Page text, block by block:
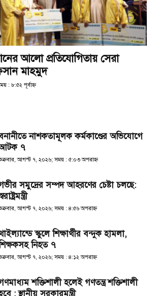
আলো প্রতিযোগিতায় সেরা
মাহমুদ
: ৮:৫২ পূর্বাহ্ণ
নাশকতামূলক কর্মকাণ্ডের অভিযোগে
৭
আগস্ট ৭, ২০২৬; সময় : ৫:০৩ অপরাহ্ণ
সমুদ্রের সম্পদ আহরণের চেষ্টা চলছে:
আগস্ট ৭, ২০২৬; সময় : ৪:৫৬ অপরাহ্ণ
স্কুলে শিক্ষার্থীর বন্দুক হামলা,
নিহত ৭
আগস্ট ৭, ২০২৬; সময় : ৪:১২ অপরাহ্ণ
শক্তিশালী হলেই গণতন্ত্র শক্তিশালী
: স্থানীয় সরকারমন্ত্রী